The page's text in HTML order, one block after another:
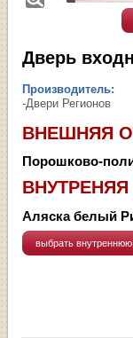
Дверь
Производитель:
-Двери Регионов
ВНЕШНЯЯ
Порошково-
Аляска белый
выбрать